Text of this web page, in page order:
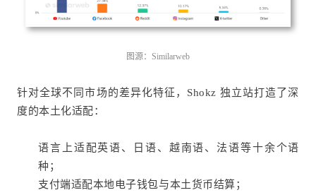
图源：Similarweb
针对全球不同市场的差异化特征，Shokz 独立站打造了深
度的本土化适配：
语言上适配英语、日语、越南语、法语等十余个语
种；
支付端适配本地电子钱包与本土货币结算；